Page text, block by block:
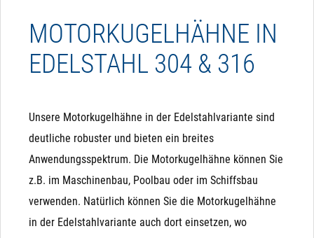
AUSSCHLUSSKRITERIEN FÜR
Schnelles Schalten: Der Kugelhahn benötigt zum
Schalten ca. 10-15 Sekunden, bis er vollständig offen
bzw. vollständig geschlossen ist.
Sicherheit bei Stromausfall: Ein Nachteil der
Kugelhähne ist, dass sie zum Schalten stets eine
MOTORKUGELHÄHNE IN
EDELSTAHL 304 & 316
Unsere Motorkugelhähne in der Edelstahlvariante sind
deutliche robuster und bieten ein breites
Anwendungsspektrum. Die Motorkugelhähne können Sie
z.B. im Maschinenbau, Poolbau oder im Schiffsbau
verwenden. Natürlich können Sie die Motorkugelhähne
in der Edelstahlvariante auch dort einsetzen, wo